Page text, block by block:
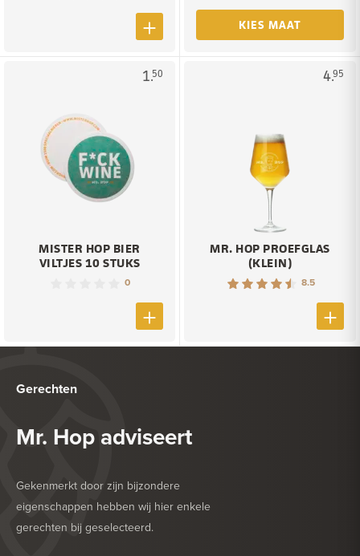
KIES MAAT
1.50
MISTER HOP BIER
VILTJES 10 STUKS
0
4.95
MR. HOP PROEFGLAS
(KLEIN)
8.5
Gerechten
Mr. Hop adviseert
Gekenmerkt door zijn bijzondere
eigenschappen hebben wij hier enkele
gerechten bij geselecteerd.
HEERLIJK BIJ